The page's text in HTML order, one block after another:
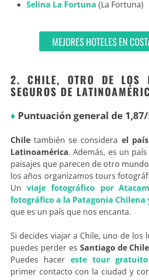
Selina La Fortuna (La Fortuna)
MEJORES HOTELES EN
2. CHILE, OTRO DE LOS
SEGUROS DE
♦ Puntuación general de
Chiletambién se considera el
Latinoamérica. Además, es un
paisajes que parecen de otro
los años organizamos tours
Un viaje fotográfico por
fotográfico a la Patagonia Chilena
que es un país que nos encanta.
Si decides viajar a Chile, uno de los
puedes perder es Santiago de Chile
Puedes hacer este tour gratuito
primer contacto con la ciudad y